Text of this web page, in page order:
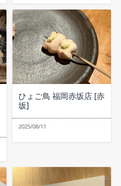
ひょご鳥 福岡赤坂店 [赤
坂]
2025/08/11